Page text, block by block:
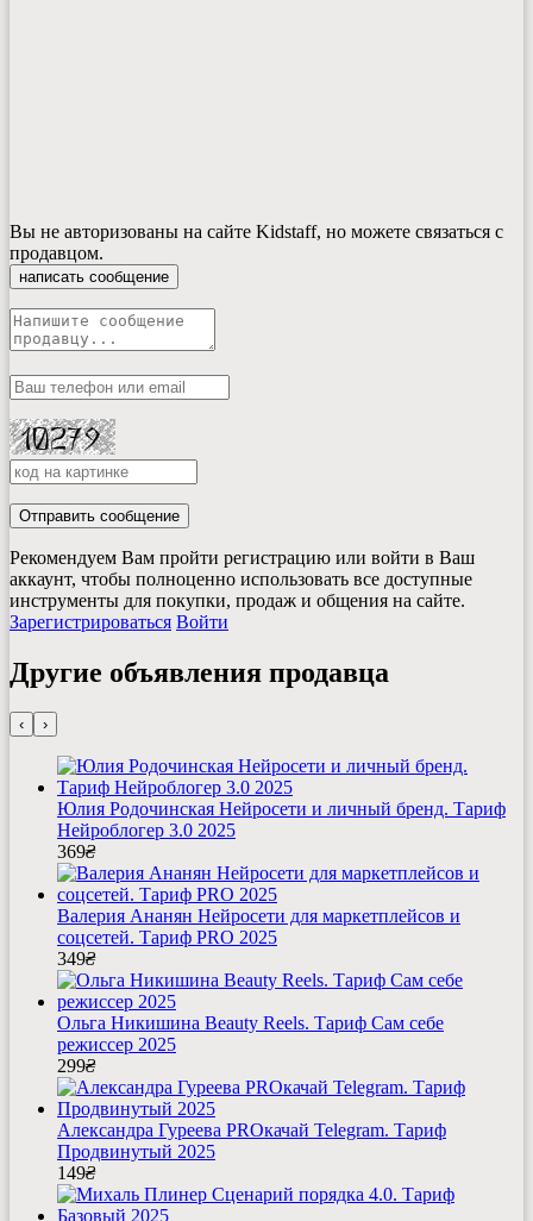
Вы не авторизованы на сайте Kidstaff, но можете связаться с
продавцом.
написать сообщение
Отправить сообщение
Рекомендуем Вам пройти регистрацию или войти в Ваш
аккаунт, чтобы полноценно использовать все доступные
инструменты для покупки, продаж и общения на сайте.
Зарегистрироваться Войти
Другие объявления продавца
‹ ›
Юлия Родочинская Нейросети и личный бренд. Тариф
Нейроблогер 3.0 2025
369₴
Валерия Ананян Нейросети для маркетплейсов и
соцсетей. Тариф PRO 2025
349₴
Ольга Никишина Beauty Reels. Тариф Сам себе
режиссер 2025
299₴
Александра Гуреева PROкачай Telegram. Тариф
Продвинутый 2025
149₴